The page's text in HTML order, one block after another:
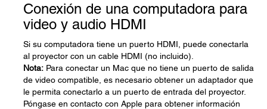
Conexión de una computadora para
video y audio HDMI
Si su computadora tiene un puerto HDMI, puede conectarla
al proyector con un cable HDMI (no incluido).
Nota: Para conectar un Mac que no tiene un puerto de salida
de video compatible, es necesario obtener un adaptador que
le permita conectarlo a un puerto de entrada del proyector.
Póngase en contacto con Apple para obtener información